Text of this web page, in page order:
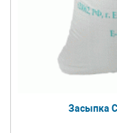
Засыпка